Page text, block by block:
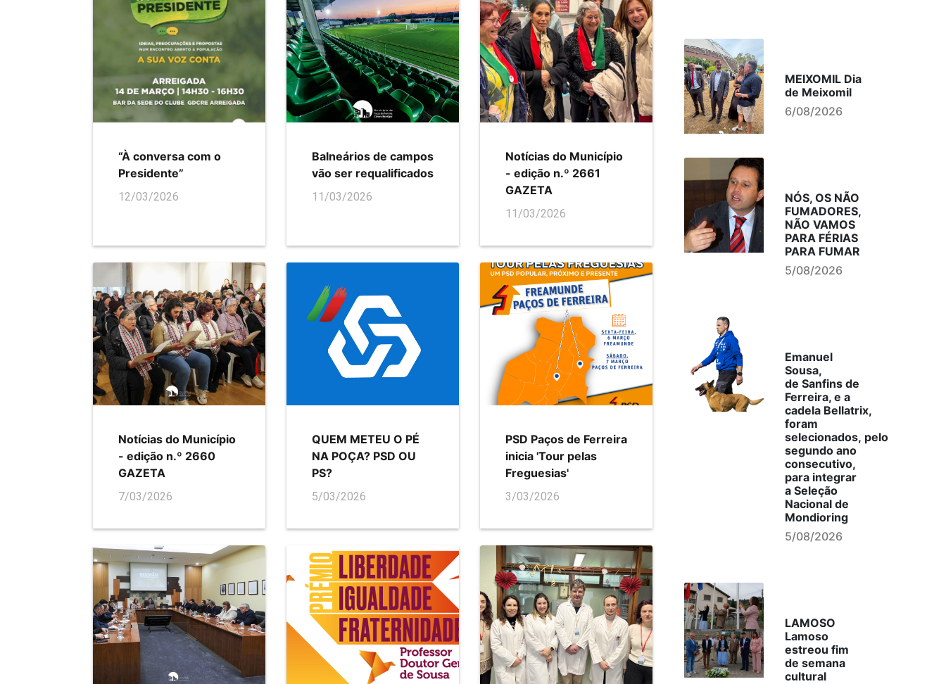
“À conversa com o
Presidente”
12/03/2026
Balneários de campos
vão ser requalificados
11/03/2026
Notícias do Município
- edição n.º 2661
GAZETA
11/03/2026
Notícias do Município
- edição n.º 2660
GAZETA
7/03/2026
QUEM METEU O PÉ
NA POÇA? PSD OU
PS?
5/03/2026
PSD Paços de Ferreira
inicia 'Tour pelas
Freguesias'
3/03/2026
MEIXOMIL Dia
de Meixomil
6/08/2026
NÓS, OS NÃO
FUMADORES,
NÃO VAMOS
PARA FÉRIAS
PARA FUMAR
5/08/2026
Emanuel
Sousa,
de Sanfins de
Ferreira, e a
cadela Bellatrix,
foram
selecionados, pelo
segundo ano
consecutivo,
para integrar
a Seleção
Nacional de
Mondioring
5/08/2026
LAMOSO
Lamoso
estreou fim
de semana
cultural